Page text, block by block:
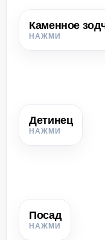
Каменное
Строительство
Детинец
Посад
Часть города